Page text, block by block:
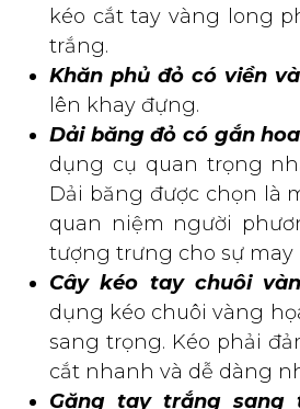
kéo cắt tay vàng long
trắng.
Khăn phủ đỏ có viền
lên khay đựng.
Dải băng đỏ có gắn
dụng cụ quan trọng
Dải băng được chọn là
quan niệm người
tượng trưng cho sự may
Cây kéo tay chuôi
dụng kéo chuôi vàng
sang trọng. Kéo phải
cắt nhanh và dễ dàng
Găng tay trắng sang